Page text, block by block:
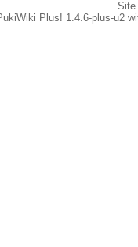
Plus! 1.4.6-plus-u2